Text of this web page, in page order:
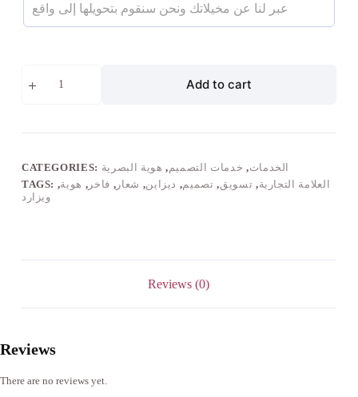
شعار
Add to cart
CATEGORIES: الخدمات, خدمات التصميم , هوية البصرية
TAGS:
العلامة التجارية, تسويق, تصميم, ديزاين, شعار , فاخر , هوية,
ويزارد
Reviews (0)
Reviews
There are no reviews yet.